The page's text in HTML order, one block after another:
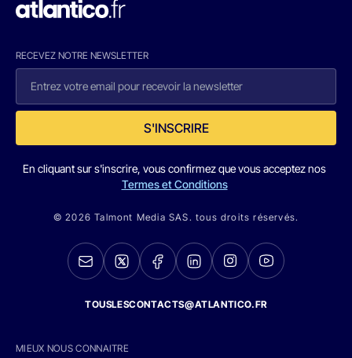
RECEVEZ NOTRE NEWSLETTER
S'INSCRIRE
En cliquant sur s'inscrire, vous confirmez que vous acceptez nos
Termes et Conditions
© 2026 Talmont Media SAS. tous droits réservés.
TOUSLESCONTACTS@ATLANTICO.FR
MIEUX NOUS CONNAITRE